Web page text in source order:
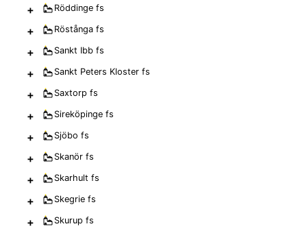
+ Röddinge fs
+ Röstånga fs
+ Sankt Ibb fs
+ Sankt Peters Kloster fs
+ Saxtorp fs
+ Sireköpinge fs
+ Sjöbo fs
+ Skanör fs
+ Skarhult fs
+ Skegrie fs
+ Skurup fs